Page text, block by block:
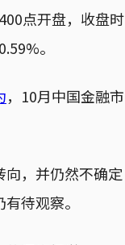
点开盘，收盘时
。
，10月中国金融市
，并仍然不确定
待观察。